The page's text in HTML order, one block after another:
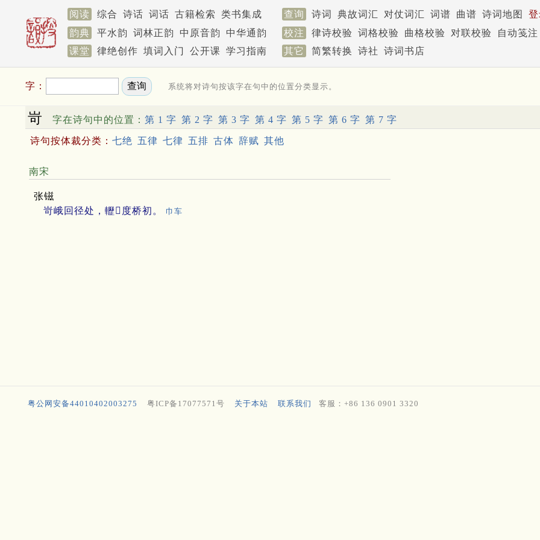
阅读 综合 诗话 词话 古籍检索 类书集成 查询 诗词 典故词汇 对仗词汇 词谱 曲谱 诗词地图
韵典
平水韵 词林正韵 中原音韵 中华通韵 校注 律诗校验 词格校验 曲格校验 对联校验
自动笺注
课堂
律绝创作 填词入门 公开课 学习指南 其它 简繁转换 诗社 诗词书店
字： 系统将对诗句按该字在句中的位置分类显示。
岢 字在诗句中的位置： 第 1 字 第 2 字 第 3 字 第 4 字 第 5 字 第 6 字 第 7 字
诗句按体裁分类： 七绝 五律 七律 五排 古体 辞赋 其他
南宋
张镃
岢峨回径处，轣𨌠度桥初。
巾车
粤公网安备44010402003275 粤ICP备17077571号 关于本站 联系我们 客服：+86 136 0901 3320